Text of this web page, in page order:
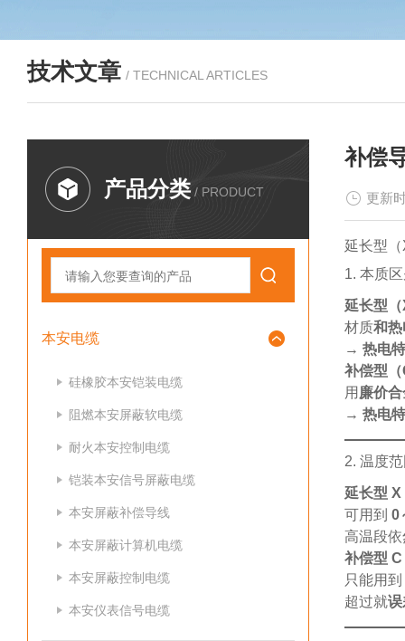
技术文章 / TECHNICAL ARTICLES
产品分类 / PRODUCT
本安电缆
硅橡胶本安铠装电缆
阻燃本安屏蔽软电缆
耐火本安控制电缆
铠装本安信号屏蔽电缆
本安屏蔽补偿导线
本安屏蔽计算机电缆
本安屏蔽控制电缆
本安仪表信号电缆
补偿
更新
延长型
1. 本质
延长型
材质和
→ 热电
补偿型
用 廉价
→ 热电
2. 温度
延长型 X
可用到 0
高温段
补偿型 C
只能用到
超过就误